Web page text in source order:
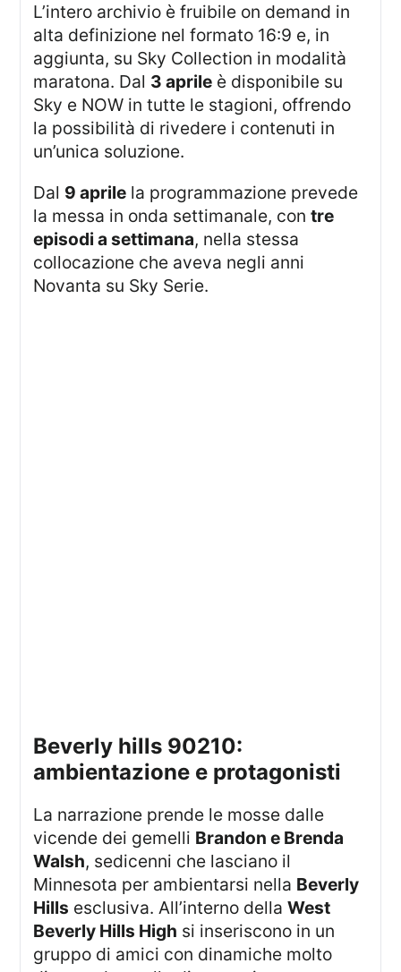
l’intero archivio è fruibile on demand in
alta definizione nel formato 16:9 e, in
aggiunta, su Sky Collection in modalità
maratona. Dal 3 aprile è disponibile su
Sky e NOW in tutte le stagioni, offrendo
la possibilità di rivedere i contenuti in
un’unica soluzione.
dal 9 aprile la programmazione prevede
la messa in onda settimanale, contre
episodi a settimana, nella stessa
collocazione che aveva negli anni
Novanta su Sky Serie.
beverly hills 90210:
ambientazione e protagonisti
la narrazione prende le mosse dalle
vicende dei gemelli Brandon e Brenda
Walsh, sedicenni che lasciano il
Minnesota per ambientarsi nella Beverly
Hills esclusiva. All’interno dellaWest
Beverly Hills High si inseriscono in un
gruppo di amici con dinamiche molto